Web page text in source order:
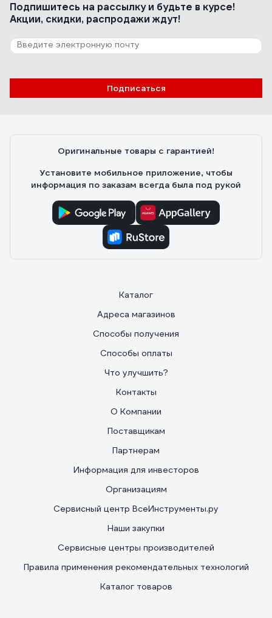
Подпишитесь на рассылкуи будьте в курсе!
Акции, скидки, распродажи ждут!
Подписаться
Оригинальные товары с гарантией!
Установите мобильное приложение, чтобы
информация по заказам всегда была под рукой
Каталог
Адреса магазинов
Способы получения
Способы оплаты
Что улучшить?
Контакты
О Компании
Поставщикам
Партнерам
Информация для инвесторов
Организациям
Сервисный центр ВсеИнструменты.ру
Наши закупки
Сервисные центры производителей
Правила применения рекомендательных технологий
Каталог товаров